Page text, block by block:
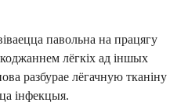
павольна на працягу
лёгкіх ад іншых
разбурае лёгачную тканіну
інфекцыя.